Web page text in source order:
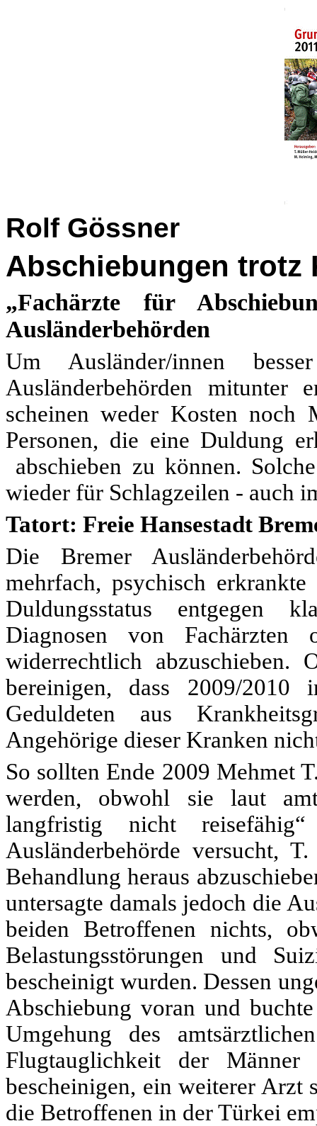
Rolf Gössner
Abschiebungen trotz
„Fachärzte für
Ausländerbehörden
Um Ausländer/innen
Ausländerbehörden mitunter
scheinen weder Kosten noch
Personen, die eine Duldung
abschieben zu können.
wieder für Schlagzeilen - auch
Tatort: Freie Hansestadt
Die Bremer
mehrfach, psychisch
Duldungsstatus entgegen
Diagnosen von Fachärzten
widerrechtlich abzuschieben.
bereinigen, dass 2009/
Geduldeten aus
Angehörige dieser Kranken
So sollten Ende 2009 Mehmet
werden, obwohl sie laut
langfristig nicht
Ausländerbehörde versucht,
Behandlung heraus
untersagte damals jedoch die
beiden Betroffenen nichts,
Belastungsstörungen und
bescheinigt wurden. Dessen
Abschiebung voran und
Umgehung des
Flugtauglichkeit der
bescheinigen, ein weiterer Arzt
die Betroffenen in der Türkei